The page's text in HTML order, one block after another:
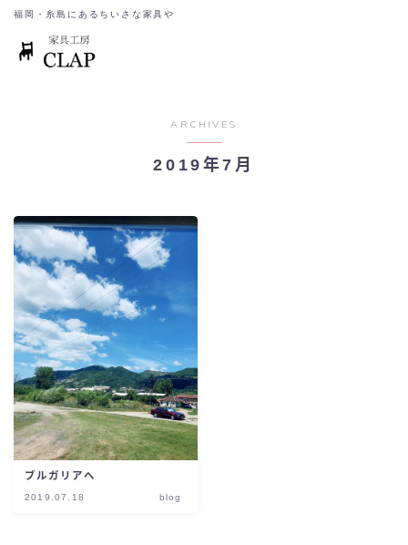
福岡・糸島にあるちいさな家具や
ARCHIVES
2019年7月
ブルガリアへ
2019.07.18 blog